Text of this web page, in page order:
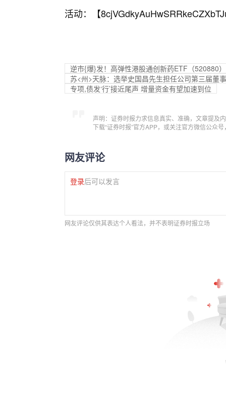
活动：【
逆市{爆}发！高弹性港股通创新药ETF（520880
苏<州>天脉：选举史国昌先生担任公司第三届董
专项,债发‘行’接近尾声 增量资金有望加速到位
声明：证券时报力求信息真实、准确，文章提及
下载“证券时报”官方APP，或关注官方微信公众
网友评论
登录后可以发言
网友评论仅供其表达个人看法，并不表明证券时报立场